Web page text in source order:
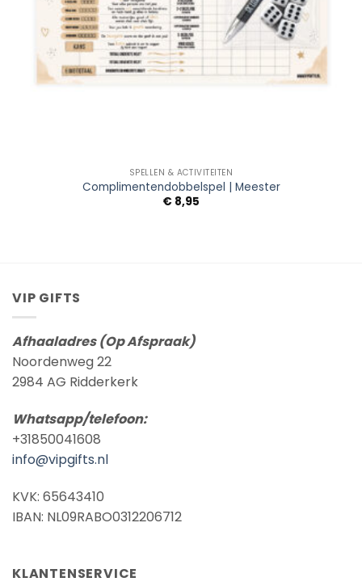
SPELLEN & ACTIVITEITEN
Complimentendobbelspel | Meester
€ 8,95
VIP GIFTS
Afhaaladres (Op Afspraak)
Noordenweg 22
2984 AG Ridderkerk
Whatsapp/telefoon:
+31850041608
info@vipgifts.nl
KVK: 65643410
IBAN: NL09RABO0312206712
KLANTENSERVICE